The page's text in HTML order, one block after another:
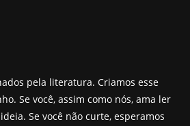
pela literatura. Criamos esse
Se você, assim como nós, ama ler
Se você não curte, esperamos